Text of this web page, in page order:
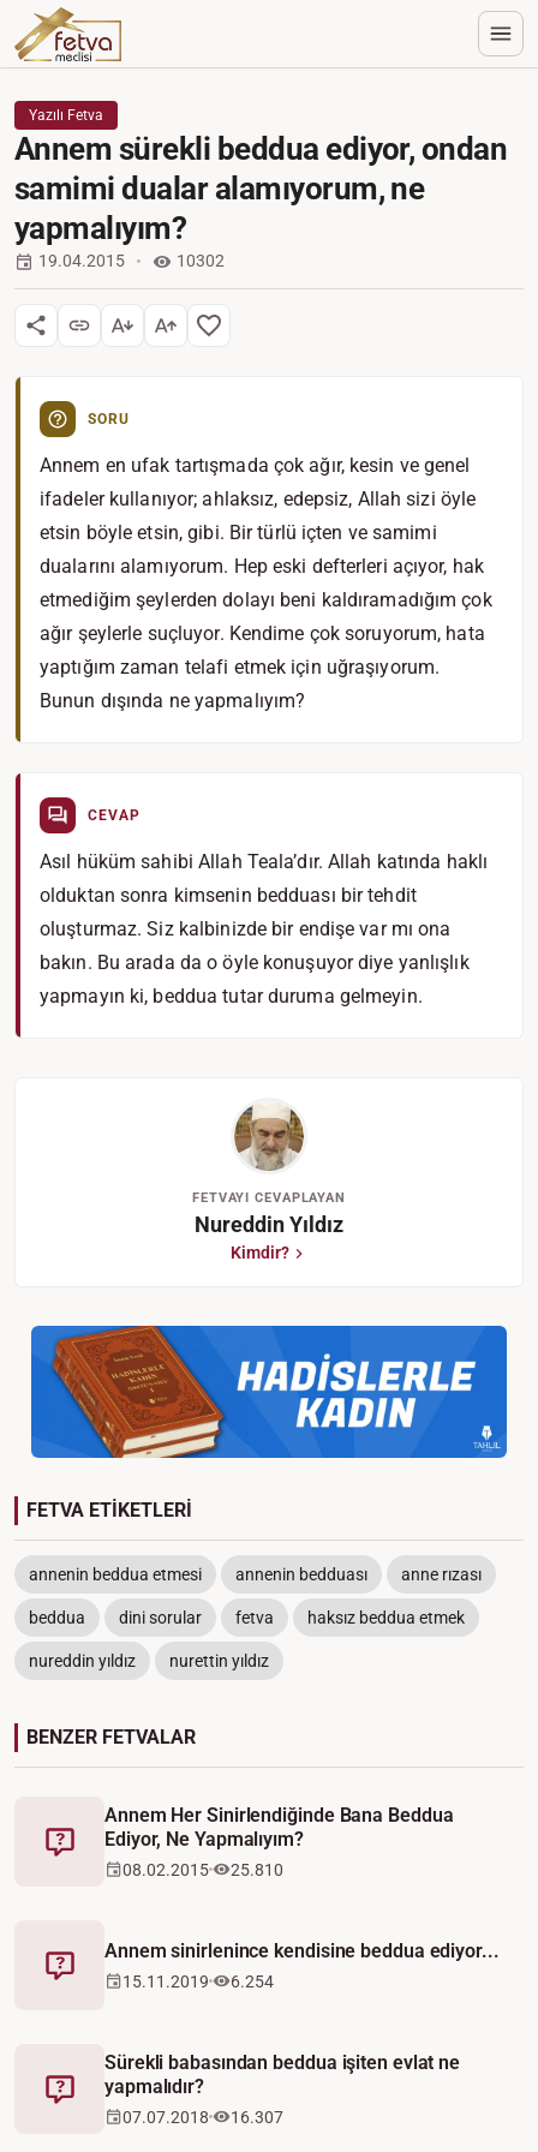
Yazılı Fetva
Annem sürekli beddua ediyor, ondan
samimi dualar alamıyorum, ne
yapmalıyım?
19.04.2015 10302
SORU
Annem en ufak tartışmada çok ağır, kesin ve genel
ifadeler kullanıyor; ahlaksız, edepsiz, Allah sizi öyle
etsin böyle etsin, gibi. Bir türlü içten ve samimi
dualarını alamıyorum. Hep eski defterleri açıyor, hak
etmediğim şeylerden dolayı beni kaldıramadığım çok
ağır şeylerle suçluyor. Kendime çok soruyorum, hata
yaptığım zaman telafi etmek için uğraşıyorum.
Bunun dışında ne yapmalıyım?
CEVAP
Asıl hüküm sahibi Allah Teala’dır. Allah katında haklı
olduktan sonra kimsenin bedduası bir tehdit
oluşturmaz. Siz kalbinizde bir endişe var mı ona
bakın. Bu arada da o öyle konuşuyor diye yanlışlık
yapmayın ki, beddua tutar duruma gelmeyin.
FETVAYI CEVAPLAYAN
Nureddin Yıldız
Kimdir?
FETVA ETİKETLERİ
annenin beddua etmesi annenin bedduası anne rızası
beddua dini sorular fetva haksız beddua etmek
nureddin yıldız nurettin yıldız
BENZER FETVALAR
Fetva
Annem Her Sinirlendiğinde Bana Beddua
Ediyor, Ne Yapmalıyım?
08.02.2015 25.810
Fetva
Annem sinirlenince kendisine beddua ediyor...
15.11.2019 6.254
Fetva
Sürekli babasından beddua işiten evlat ne
yapmalıdır?
07.07.2018 16.307